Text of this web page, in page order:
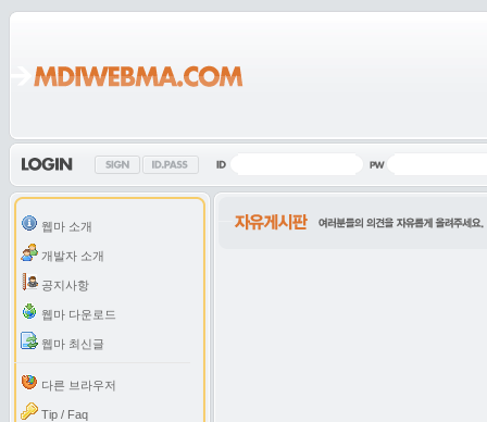
웹마 소개
개발자 소개
공지사항
웹마 다운로드
웹마 최신글
다른 브라우저
Tip / Faq